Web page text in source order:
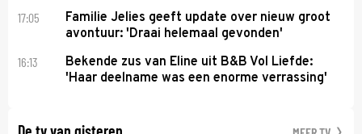
17:05
Familie Jelies geeft update over nieuw groot
avontuur: 'Draai helemaal gevonden'
16:13
Bekende zus van Eline uit B&B Vol Liefde:
'Haar deelname was een enorme verrassing'